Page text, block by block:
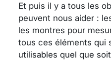
Et puis il y a tous les
peuvent nous aider :
les montres pour
tous ces éléments qui
utilisables quel que